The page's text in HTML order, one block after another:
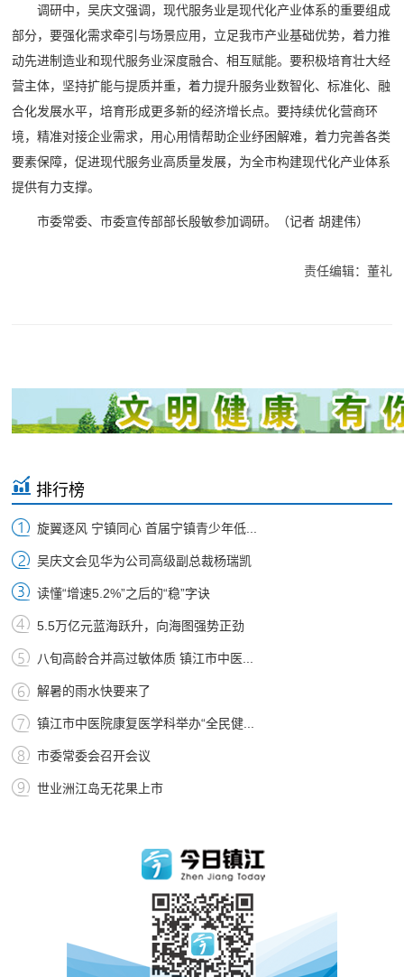
调研中，吴庆文强调，现代服务业是现代化产业体系的重要组成
部分，要强化需求牵引与场景应用，立足我市产业基础优势，着力推
动先进制造业和现代服务业深度融合、相互赋能。要积极培育壮大经
营主体，坚持扩能与提质并重，着力提升服务业数智化、标准化、融
合化发展水平，培育形成更多新的经济增长点。要持续优化营商环
境，精准对接企业需求，用心用情帮助企业纾困解难，着力完善各类
要素保障，促进现代服务业高质量发展，为全市构建现代化产业体系
提供有力支撑。
市委常委、市委宣传部部长殷敏参加调研。 （记者 胡建伟）
责任编辑：董礼
排行榜
旋翼逐风 宁镇同心 首届宁镇青少年低...
吴庆文会见华为公司高级副总裁杨瑞凯
读懂“增速5.2%”之后的“稳”字诀
5.5万亿元蓝海跃升，向海图强势正劲
八旬高龄合并高过敏体质 镇江市中医...
解暑的雨水快要来了
镇江市中医院康复医学科举办“全民健...
市委常委会召开会议
世业洲江岛无花果上市